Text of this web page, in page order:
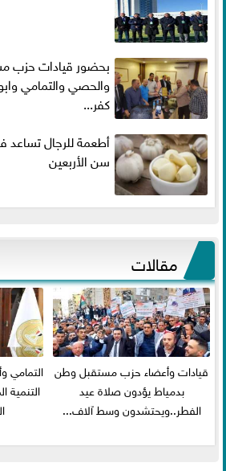
بحضور قيادات حزب
والحصي والتمامي
كفر...
أطعمة للرجال
سن الأربعين
مقالات
قيادات وأعضاء حزب مستقبل وطن
بدمياط يؤدون صلاة عيد
الفطر..ويحتشدون وسط آلاف...
التمامي